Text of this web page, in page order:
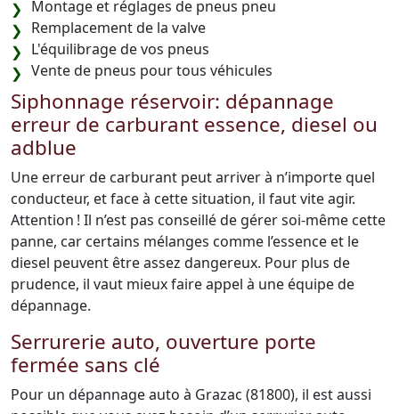
Montage et réglages de pneus pneu
Remplacement de la valve
L'équilibrage de vos pneus
Vente de pneus pour tous véhicules
Siphonnage réservoir: dépannage
erreur de carburant essence, diesel ou
adblue
Une erreur de carburant peut arriver à n’importe quel
conducteur, et face à cette situation, il faut vite agir.
Attention ! Il n’est pas conseillé de gérer soi-même cette
panne, car certains mélanges comme l’essence et le
diesel peuvent être assez dangereux. Pour plus de
prudence, il vaut mieux faire appel à une équipe de
dépannage.
Serrurerie auto, ouverture porte
fermée sans clé
Pour un dépannage auto à Grazac (81800), il est aussi